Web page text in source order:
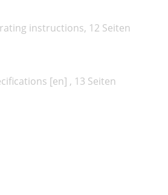
instructions, 12 Seiten
[en] , 13 Seiten